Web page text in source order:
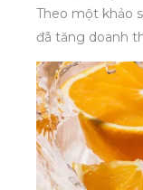
Theo một khảo
đã tăng doanh